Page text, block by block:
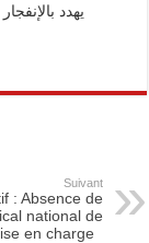
يهدد
Suivant
: Absence de
national de
en charge